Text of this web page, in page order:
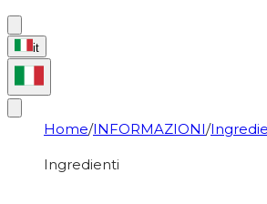
it
Home/INFORMAZIONI/
Ingredienti